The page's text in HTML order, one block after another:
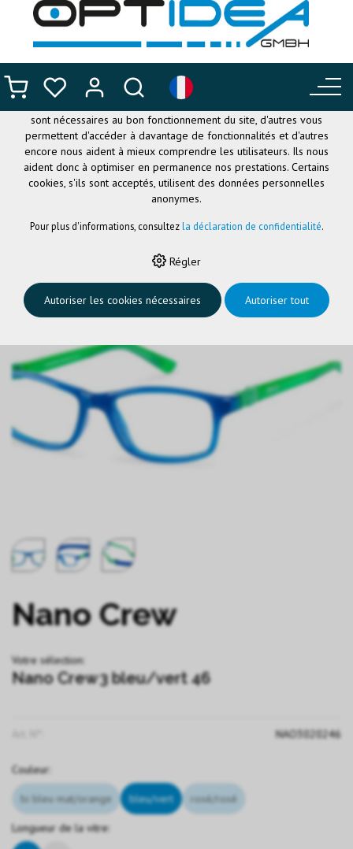
Nano Crew
Votre sélection:
Nano Crew3 bleu/vert 46
NAO3020246
Couleur:
bi bleu mat/orange bleu/vert rosé/rosé
Longueur de la vitre:
CE SITE UTILISE DES COOKIES
Nous utilisons différents cookies sur notre site web : certains
sont nécessaires au bon fonctionnement du site, d'autres vous
permettent d'accéder à davantage de fonctionnalités et d'autres
encore nous aident à mieux comprendre les utilisateurs. Ils nous
aident donc à optimiser en permanence nos prestations. Certains
cookies, s'ils sont acceptés, utilisent des données personnelles
anonymes.
Pour plus d'informations, consultezla déclaration de confidentialité.
Régler
Autoriser les cookies nécessaires Autoriser tout